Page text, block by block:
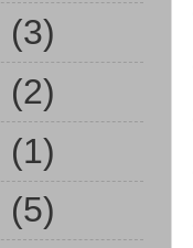
(3)
(2)
(1)
(5)